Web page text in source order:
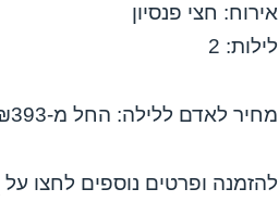
אירוח: חצי פנסיון
לילות: 2
מחיר לאדם ללילה: החל מ-₪393
להזמנה ופרטים נוספים לחצו על